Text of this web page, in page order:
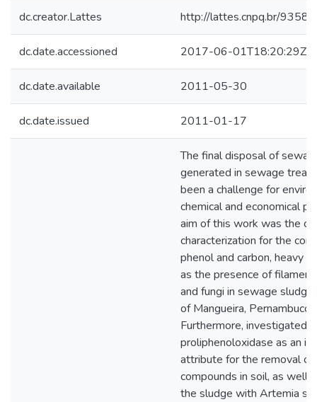
dc.creator.Lattes http://lattes.cnpq.br/
dc.date.accessioned 2017-06-01T18:20:29Z
dc.date.available 2011-05-30
dc.date.issued 2011-01-17
The final disposal of
generated in sewage
been a challenge for
chemical and economical
aim of this work was the
characterization for the
phenol and carbon, heavy
as the presence of
and fungi in sewage
of Mangueira, Pernambuco,
Furthermore, investigated
proliphenoloxidase as an
attribute for the removal of
compounds in soil, as well
the sludge with Artemia